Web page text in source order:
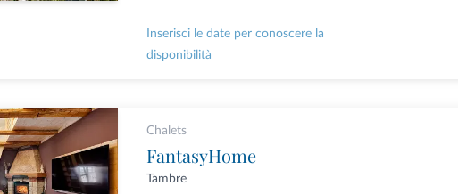
Inserisci le date per conoscere la
disponibilità
Chalets
FantasyHome
Tambre